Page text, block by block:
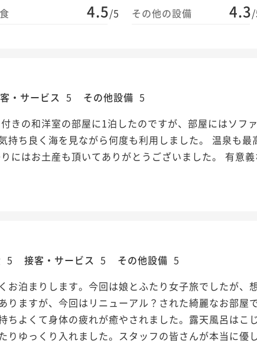
4.5/5 その他の設備 4.3
・サービス 5 その他設備 5
きの和洋室の部屋に1泊したのですが、部屋にはソフ
ち良く海を見ながら何度も利用しました。 温泉も最
にはお土産も頂いてありがとうございました。 有意
5 接客・サービス 5 その他設備 5
お泊まりします。今回は娘とふたり女子旅でしたが、
りますが、今回はリニューアル？された綺麗なお部屋
ちよくて身体の疲れが癒やされました。露天風呂はこ
りゆっくり入れました。スタッフの皆さんが本当に優